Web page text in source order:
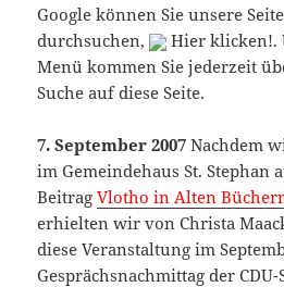
Google können Sie unsere
durchsuchen,
Hier klicken!.
Menü kommen Sie jederzeit
Suche auf diese Seite.
7. September 2007 Nachdem
im Gemeindehaus St. Stephan
BeitragVlotho in Alten
erhielten wir von Christa
diese Veranstaltung im
Gesprächsnachmittag der